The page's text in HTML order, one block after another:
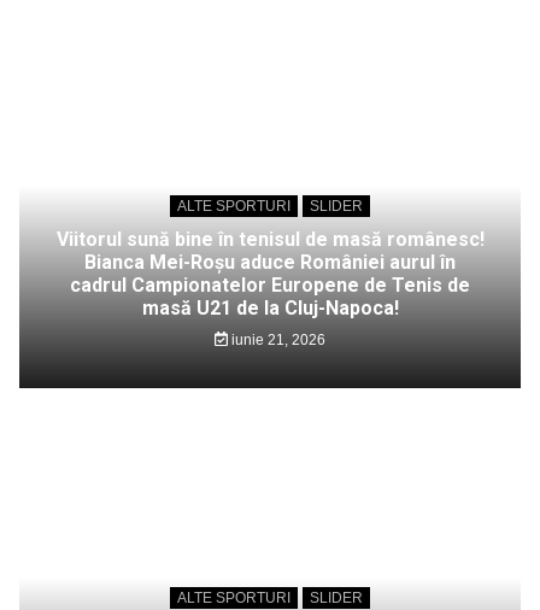
ALTE SPORTURI SLIDER
Viitorul sună bine în tenisul de masă românesc!
Bianca Mei-Roșu aduce României aurul în
cadrul Campionatelor Europene de Tenis de
masă U21 de la Cluj-Napoca!
iunie 21, 2026
ALTE SPORTURI SLIDER